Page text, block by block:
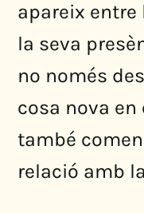
apareix entre
la seva
no només
cosa nova en
també
relació amb